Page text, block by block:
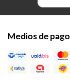
Medios de pago